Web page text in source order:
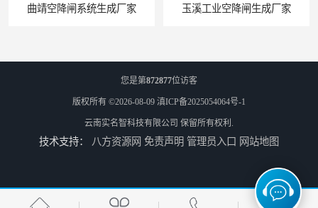
曲靖空降闸系统生成厂家 玉溪工业空降闸生成厂家
德宏工业闸门厂家 普洱大型闸门厂家
您是第872877位访客
版权所有 ©2026-08-09 滇ICP备2025054064号-1
云南实名智科技有限公司 保留所有权利.
技术支持： 八方资源网 免责声明 管理员入口 网站地图